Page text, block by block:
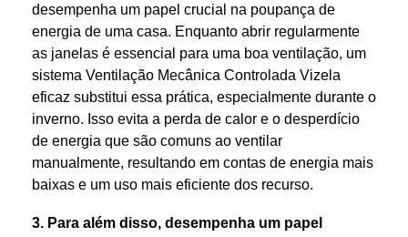
desempenha um papel crucial na poupança de
energia de uma casa. Enquanto abrir regularmente
as janelas é essencial para uma boa ventilação, um
sistema Ventilação Mecânica Controlada Vizela
eficaz substitui essa prática, especialmente durante o
inverno. Isso evita a perda de calor e o desperdício
de energia que são comuns ao ventilar
manualmente, resultando em contas de energia mais
baixas e um uso mais eficiente dos recurso.
3. Para além disso, desempenha um papel